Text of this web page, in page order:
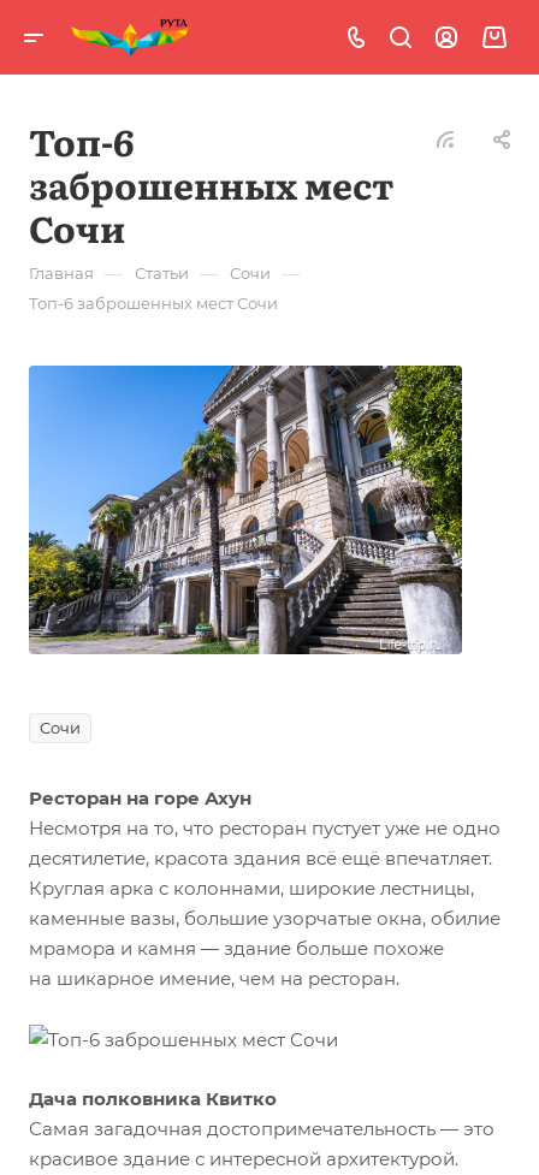
Топ-6
заброшенных мест
Сочи
Главная — Статьи — Сочи —
Топ-6 заброшенных мест Сочи
Сочи
Ресторан на горе Ахун
Несмотря на то, что ресторан пустует уже не одно
десятилетие, красота здания всё ещё впечатляет.
Круглая арка с колоннами, широкие лестницы,
каменные вазы, большие узорчатые окна, обилие
мрамора и камня — здание больше похоже
на шикарное имение, чем на ресторан.
Дача полковника Квитко
Самая загадочная достопримечательность — это
красивое здание с интересной архитектурой.